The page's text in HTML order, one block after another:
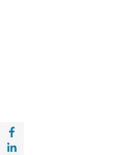
Compartir en
Compartir en with